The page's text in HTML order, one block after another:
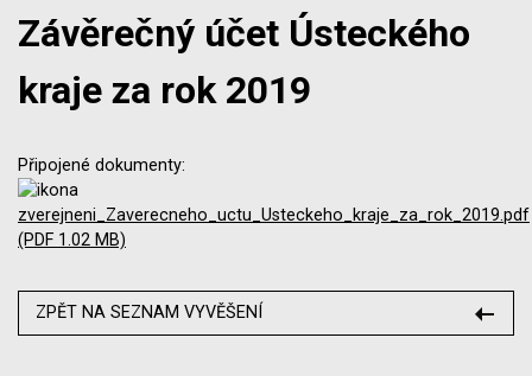
Závěrečný účet Ústeckého
kraje za rok 2019
Připojené dokumenty:
zverejneni_Zaverecneho_uctu_Usteckeho_kraje_za_rok_2019.pdf
(PDF 1.02 MB)
ZPĚT NA SEZNAM VYVĚŠENÍ